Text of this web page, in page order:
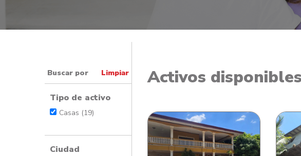
Buscar por Limpiar
Tipo de activo
Casas (19)
Ciudad
Activos disponibles